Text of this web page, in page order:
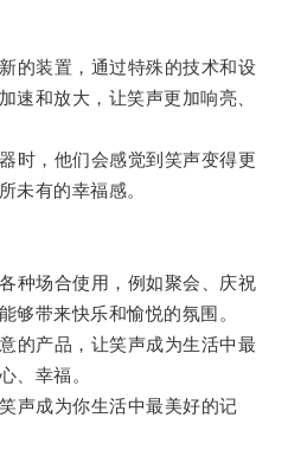
装置，通过特殊的技术和设
速和放大，让笑声更加响亮、
，他们会感觉到笑声变得更
未有的幸福感。
场合使用，例如聚会、庆祝
够带来快乐和愉悦的氛围。
产品，让笑声成为生活中最
、幸福。
成为你生活中最美好的记